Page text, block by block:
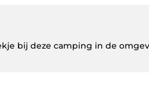
bij deze camping in de